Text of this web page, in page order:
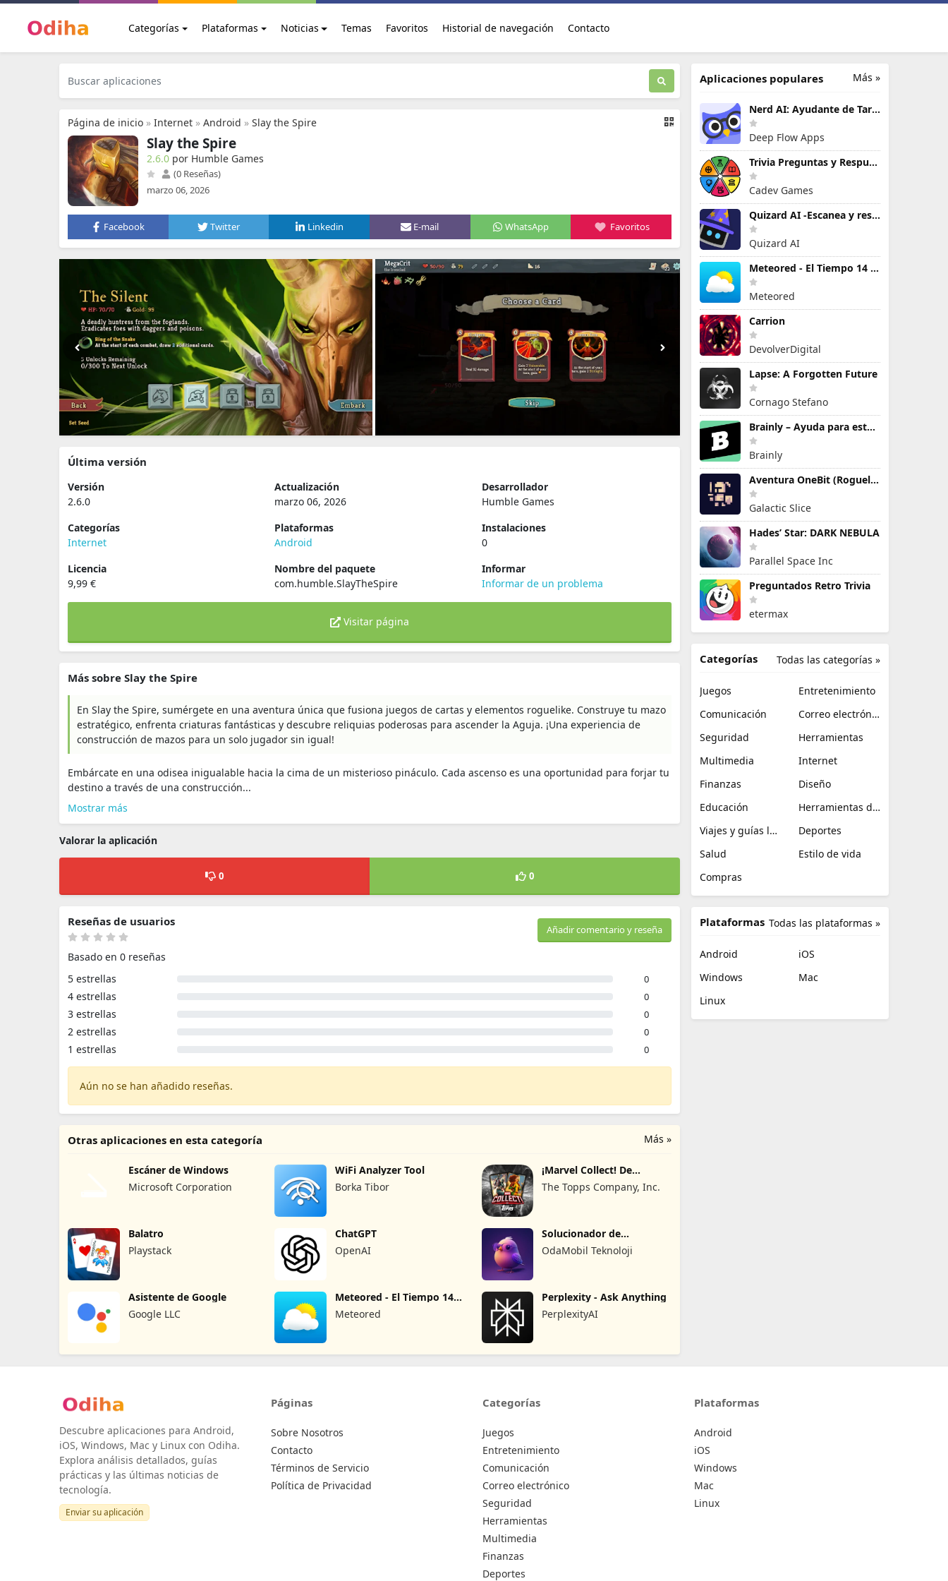
Categorías Plataformas Noticias Temas Favoritos Historial de navegación Contacto
Página de inicio » Internet » Android » Slay the Spire
Slay the Spire
2.6.0 por Humble Games
(0 Reseñas)
marzo 06, 2026
Facebook Twitter Linkedin E-mail WhatsApp Favoritos
Última versión
Versión
2.6.0
Actualización
marzo 06, 2026
Desarrollador
Humble Games
Categorías
Internet
Plataformas
Android
Instalaciones
0
Licencia
9,99 €
Nombre del paquete
com.humble.SlayTheSpire
Informar
Informar de un problema
Visitar página
Más sobre Slay the Spire
En Slay the Spire, sumérgete en una aventura única que fusiona juegos de cartas y elementos roguelike. Construye tu mazo
estratégico, enfrenta criaturas fantásticas y descubre reliquias poderosas para ascender la Aguja. ¡Una experiencia de
construcción de mazos para un solo jugador sin igual!
Embárcate en una odisea inigualable hacia la cima de un misterioso pináculo. Cada ascenso es una oportunidad para forjar tu
destino a través de una construcción...
Mostrar más
Valorar la aplicación
0 0
Añadir comentario y reseña
Reseñas de usuarios
Basado en 0 reseñas
5 estrellas
0
4 estrellas 0
3 estrellas 0
2 estrellas 0
1 estrellas 0
Aún no se han añadido reseñas.
Más »
Otras aplicaciones en esta categoría
Escáner de Windows
Microsoft Corporation
WiFi Analyzer Tool
Borka Tibor
¡Marvel Collect! De
Topps®
The Topps Company, Inc.
Balatro
Playstack
ChatGPT
OpenAI
Solucionador de
Preguntas IA
OdaMobil Teknoloji
Asistente de Google
Google LLC
Meteored - El Tiempo 14
Meteored
Perplexity - Ask Anything
PerplexityAI
Más »
Aplicaciones populares
Nerd AI: Ayudante de Tareas IA
Deep Flow Apps
Trivia Preguntas y Respuestas
Cadev Games
Quizard AI -Escanea y resuelve
Quizard AI
Meteored - El Tiempo 14 Días
Meteored
Carrion
DevolverDigital
Lapse: A Forgotten Future
Cornago Stefano
Brainly – Ayuda para estudiar
Brainly
Aventura OneBit (Roguelike)
Galactic Slice
Hades’ Star: DARK NEBULA
Parallel Space Inc
Preguntados Retro Trivia
etermax
Todas las categorías »
Categorías
Juegos
Entretenimiento
Comunicación
Correo electrónico
Seguridad
Herramientas
Multimedia
Internet
Finanzas
Diseño
Educación
Herramientas de TI
Viajes y guías locales
Deportes
Salud
Estilo de vida
Compras
Todas las plataformas »
Plataformas
Android
iOS
Windows
Mac
Linux
Descubre aplicaciones para Android,
iOS, Windows, Mac y Linux con Odiha.
Explora análisis detallados, guías
prácticas y las últimas noticias de
tecnología.
Enviar su aplicación
Páginas
Sobre Nosotros
Contacto
Términos de Servicio
Política de Privacidad
Categorías
Juegos
Entretenimiento
Comunicación
Correo electrónico
Seguridad
Herramientas
Multimedia
Finanzas
Deportes
Plataformas
Android
iOS
Windows
Mac
Linux